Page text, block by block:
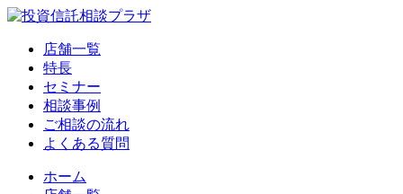
店舗一覧
特長
セミナー
相談事例
ご相談の流れ
よくある質問
ホーム